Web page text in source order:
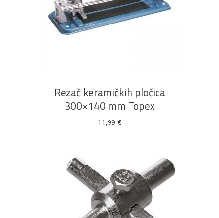
Bijela Metalna
galanterija
Elektromaterijal
Rezač keramičkih pločica
300×140 mm Topex
11,99 €